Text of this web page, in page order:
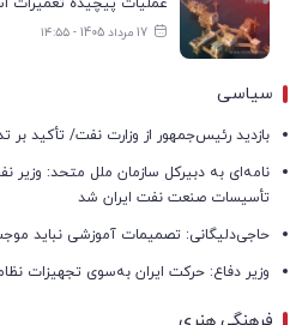
17 مرداد 1405 - ۱۴:۵۵
سیاسی
بازدید رئیس‌جمهور از وزارت نفت/ تأکید بر
نامه‌ای به دبیرکل سازمان ملل متحد:
تأسیسات صنعت نفت ایران شد
حاجی‌دلیگانی: تصمیمات آموزشی نباید
وزیر دفاع: حرکت ایران به‌سوی تجهیزات